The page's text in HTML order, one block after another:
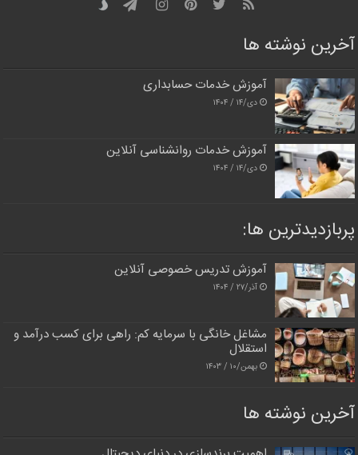
آخرین نوشته ها
آموزش خدمات حسابداری
دی/۱۴ / ۱۴۰۴
آموزش خدمات روانشناسی آنلاین
دی/۱۴ / ۱۴۰۴
پربازدیدترین‌ ها:
آموزش تدریس خصوصی آنلاین
آذر/۲۷ / ۱۴۰۴
مشاغل خانگی با سرمایه کم: راهی برای کسب درآمد و
استقلال
بهمن/۱۰ / ۱۴۰۳
آخرین نوشته ها